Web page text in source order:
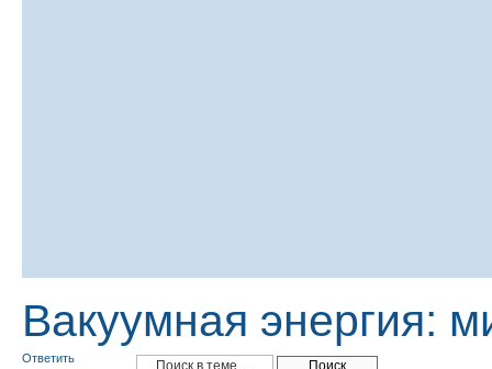
Вакуумная энергия:
Ответить